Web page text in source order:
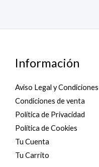
Información
Aviso Legal y Condiciones
Condiciones de venta
Política de Privacidad
Política de Cookies
Tu Cuenta
Tu Carrito